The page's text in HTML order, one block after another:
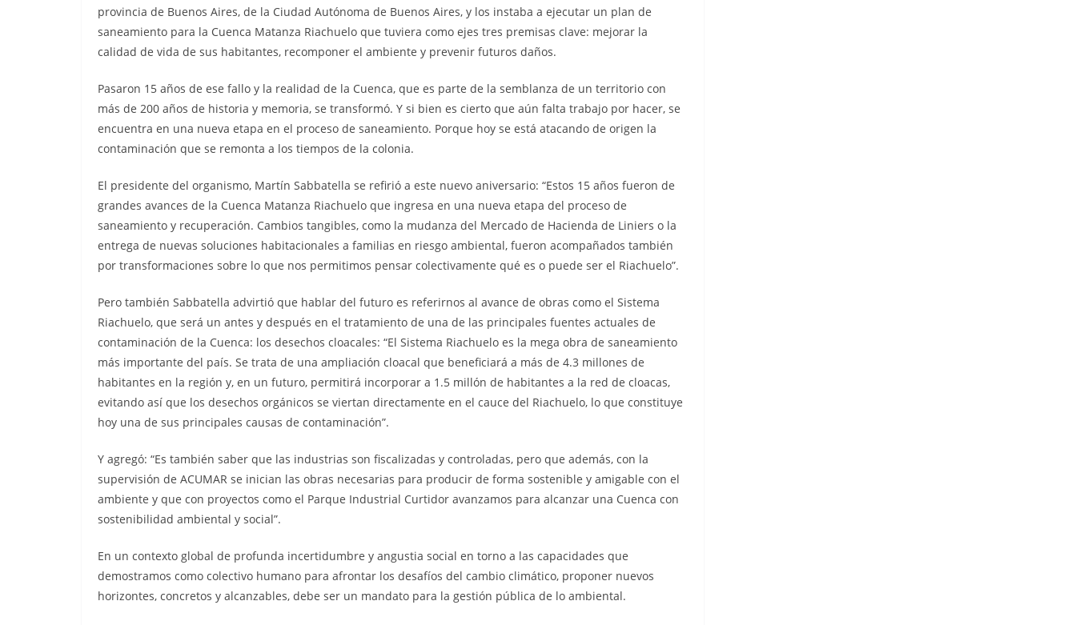
provincia de Buenos Aires, de la Ciudad Autónoma de Buenos Aires, y los instaba a ejecutar un plan de
saneamiento para la Cuenca Matanza Riachuelo que tuviera como ejes tres premisas clave: mejorar la
calidad de vida de sus habitantes, recomponer el ambiente y prevenir futuros daños.
Pasaron 15 años de ese fallo y la realidad de la Cuenca, que es parte de la semblanza de un territorio con
más de 200 años de historia y memoria, se transformó. Y si bien es cierto que aún falta trabajo por hacer, se
encuentra en una nueva etapa en el proceso de saneamiento. Porque hoy se está atacando de origen la
contaminación que se remonta a los tiempos de la colonia.
El presidente del organismo, Martín Sabbatella se refirió a este nuevo aniversario: “Estos 15 años fueron de
grandes avances de la Cuenca Matanza Riachuelo que ingresa en una nueva etapa del proceso de
saneamiento y recuperación. Cambios tangibles, como la mudanza del Mercado de Hacienda de Liniers o la
entrega de nuevas soluciones habitacionales a familias en riesgo ambiental, fueron acompañados también
por transformaciones sobre lo que nos permitimos pensar colectivamente qué es o puede ser el Riachuelo”.
Pero también Sabbatella advirtió que hablar del futuro es referirnos al avance de obras como el Sistema
Riachuelo, que será un antes y después en el tratamiento de una de las principales fuentes actuales de
contaminación de la Cuenca: los desechos cloacales: “El Sistema Riachuelo es la mega obra de saneamiento
más importante del país. Se trata de una ampliación cloacal que beneficiará a más de 4.3 millones de
habitantes en la región y, en un futuro, permitirá incorporar a 1.5 millón de habitantes a la red de cloacas,
evitando así que los desechos orgánicos se viertan directamente en el cauce del Riachuelo, lo que constituye
hoy una de sus principales causas de contaminación”.
Y agregó: “Es también saber que las industrias son fiscalizadas y controladas, pero que además, con la
supervisión de ACUMAR se inician las obras necesarias para producir de forma sostenible y amigable con el
ambiente y que con proyectos como el Parque Industrial Curtidor avanzamos para alcanzar una Cuenca con
sostenibilidad ambiental y social”.
En un contexto global de profunda incertidumbre y angustia social en torno a las capacidades que
demostramos como colectivo humano para afrontar los desafíos del cambio climático, proponer nuevos
horizontes, concretos y alcanzables, debe ser un mandato para la gestión pública de lo ambiental.